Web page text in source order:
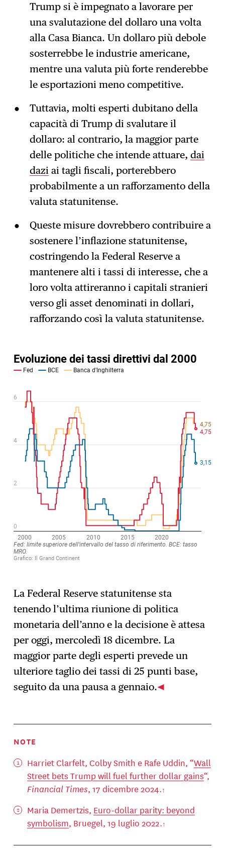
Trump si è impegnato a lavorare per
una svalutazione del dollaro una volta
alla Casa Bianca. Un dollaro più debole
sosterrebbe le industrie americane,
mentre una valuta più forte renderebbe
le esportazioni meno competitive.
Tuttavia, molti esperti dubitano della
capacità di Trump di svalutare il
dollaro: al contrario, la maggior parte
delle politiche che intende attuare, dai
dazi ai tagli fiscali, porterebbero
probabilmente a un rafforzamento della
valuta statunitense.
Queste misure dovrebbero contribuire a
sostenere l’inflazione statunitense,
costringendo la Federal Reserve a
mantenere alti i tassi di interesse, che a
loro volta attireranno i capitali stranieri
verso gli asset denominati in dollari,
rafforzando così la valuta statunitense.
La Federal Reserve statunitense sta
tenendo l’ultima riunione di politica
monetaria dell’anno e la decisione è attesa
per oggi, mercoledì 18 dicembre. La
maggior parte degli esperti prevede un
ulteriore taglio dei tassi di 25 punti base,
seguito da una pausa a gennaio.
NOTE
Harriet Clarfelt, Colby Smith e Rafe Uddin, “Wall
Street bets Trump will fuel further dollar gains“,
Financial Times, 17 dicembre 2024.
Maria Demertzis, Euro-dollar parity: beyond
symbolism, Bruegel, 19 luglio 2022.